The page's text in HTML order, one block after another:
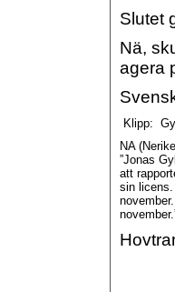
Slutet
Nä,
agera
Klipp:
NA
”Jonas
att
sin